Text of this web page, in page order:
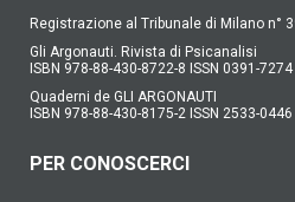
Registrazione al Tribunale di Milano n°
Gli Argonauti. Rivista di Psicanalisi
ISBN 978-88-430-8722-8 ISSN 0391-7274
Quaderni de GLI ARGONAUTI
ISBN 978-88-430-8175-2 ISSN 2533-0446
PER CONOSCERCI